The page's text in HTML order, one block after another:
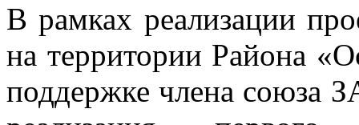
В рамках реализации
на территории Района
поддержке члена союза